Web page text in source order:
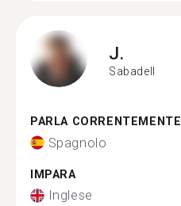
J.
Sabadell
PARLA CORRENTEMENTE
Spagnolo
IMPARA
Inglese